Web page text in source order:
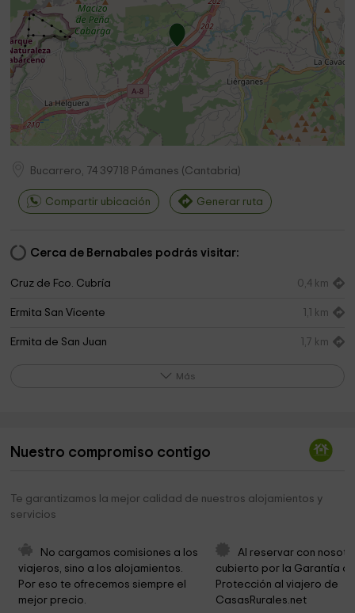
Bucarrero, 74 39718 Pámanes (Cantabria)
Compartir ubicación Generar ruta
Cerca de Bernabales podrás visitar:
Cruz de Fco. Cubría 0,4 km
Ermita San Vicente 1,1 km
Ermita de San Juan 1,7 km
Macizo de Peña Cabarga Natural Park 2,5 km
Casa del Intendente Riaño
Parque De La Covachona
Ermita del Haya
Ayuntamiento de Medio Cudeyo 2,9 km
Más
Nuestro compromiso contigo
Te garantizamos la mejor calidad de nuestros alojamientos y
servicios
No cargamos comisiones a los
viajeros, sino a los alojamientos.
Por eso te ofrecemos siempre el
mejor precio.
Al reservar con
cubierto por la Garantía
Protección al viajero de
CasasRurales.net